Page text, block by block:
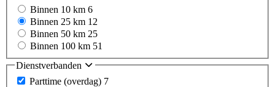
Binnen 10 km 6
Binnen 25 km 12
Binnen 50 km 25
Binnen 100 km 51
Dienstverbanden
Parttime (overdag) 7